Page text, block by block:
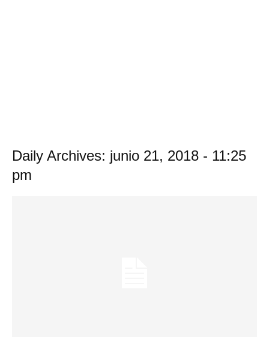
Daily Archives: junio 21, 2018 - 11:25
pm